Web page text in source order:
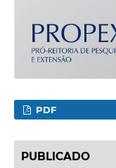
PDF
PUBLICADO